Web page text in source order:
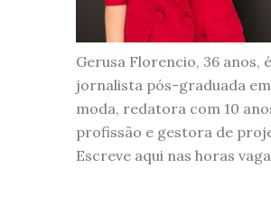
Gerusa Florencio, 36 anos, é
jornalista pós-graduada em
moda, redatora com 10
profissão e gestora de
Escreve aqui nas horas